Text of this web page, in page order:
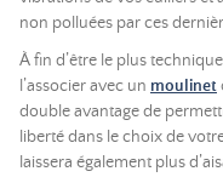
non polluées par ces
À fin d’être le plus
l’associer avec un moulinet
double avantage de
liberté dans le choix de
laissera également plus